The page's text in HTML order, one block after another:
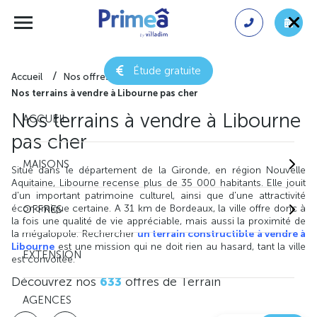
Étude gratuite
ACCUEIL
MAISONS
OFFRES
EXTENSION
AGENCES
Accueil
Nos offres de terrain
Nos terrains à vendre à Libourne pas cher
Nos terrains à vendre à Libourne
pas cher
Situé dans le département de la Gironde, en région Nouvelle
Aquitaine, Libourne recense plus de 35 000 habitants. Elle jouit
d'un important patrimoine culturel, ainsi que d'une attractivité
économique certaine. A 31 km de Bordeaux, la ville offre donc à
la fois une qualité de vie appréciable, mais aussi la proximité de
la mégalopole. Rechercherun terrain constructible à vendre à
Libourne est une mission qui ne doit rien au hasard, tant la ville
est convoitée.
Découvrez nos633offres de Terrain